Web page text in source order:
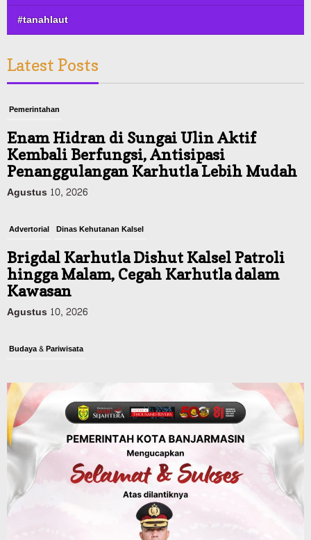
#tanahlaut
Latest Posts
Pemerintahan
Enam Hidran di Sungai Ulin Aktif
Kembali Berfungsi, Antisipasi
Penanggulangan Karhutla Lebih Mudah
Agustus 10, 2026
Advertorial Dinas Kehutanan Kalsel
Brigdal Karhutla Dishut Kalsel Patroli
hingga Malam, Cegah Karhutla dalam
Kawasan
Agustus 10, 2026
Budaya & Pariwisata
Kicau Mania Banjarmasin, Total Hadiah
Rp40 Juta
Agustus 10, 2026
Advertorial Pemkab Balangan
Rapat Paripurna Balangan Capai
Kesepakatan, Perubahan APBD 2026
Segera Diproses ke Gubernur Kalsel